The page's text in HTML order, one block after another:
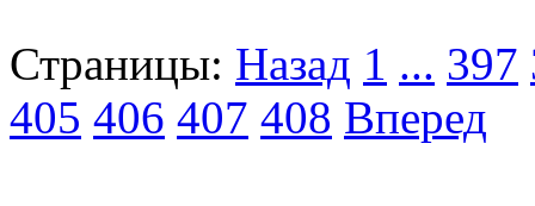
Страницы: Назад 1 ... 397
405 406 407 408 Вперед